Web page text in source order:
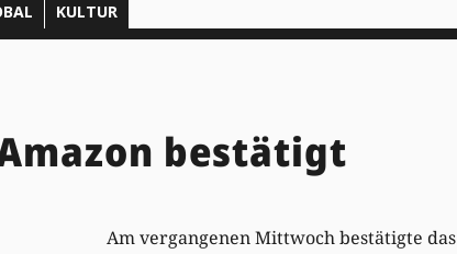
KULTUR
bestätigt
Am vergangenen Mittwoch bestätigte das